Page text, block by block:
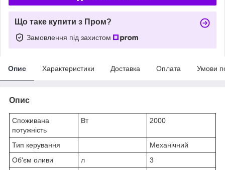
Що таке купити з Пром?
Замовлення під захистом
Опис Характеристики Доставка Оплата Умови
Опис
Споживана
потужність
Вт 2000
Тип керування
Механічний
Об'єм оливи
л
3